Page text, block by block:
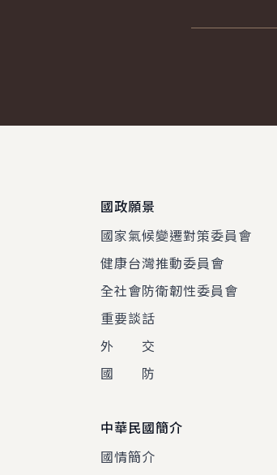
國政願景
國家氣候變遷對策委員會
健康台灣推動委員會
全社會防衛韌性委員會
重要談話
外 交
國 防
中華民國簡介
國情簡介